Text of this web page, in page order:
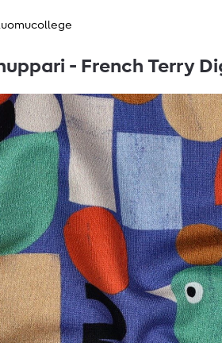
- French Terry